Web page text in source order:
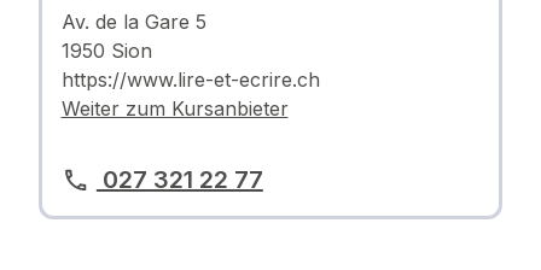
Av. de la Gare 5
1950 Sion
https://www.lire-et-ecrire.ch
Weiter zum Kursanbieter
027 321 22 77